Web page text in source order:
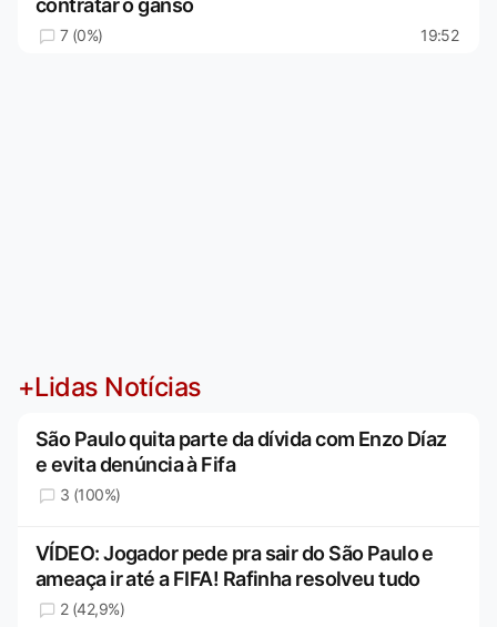
contratar o ganso
7 (0%) 19:52
+Lidas Notícias
São Paulo quita parte da dívida com Enzo Díaz
e evita denúncia à Fifa
3 (100%)
VÍDEO: Jogador pede pra sair do São Paulo e
ameaça ir até a FIFA! Rafinha resolveu tudo
2 (42,9%)